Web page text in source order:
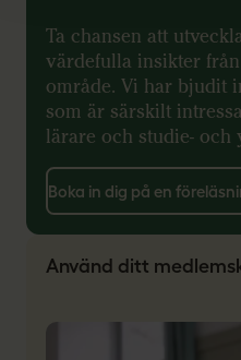
Ta chansen att
värdefulla insikter
område. Vi har bjudit
som är särskilt
lärare och studie- och
Boka in dig på en
Använd ditt